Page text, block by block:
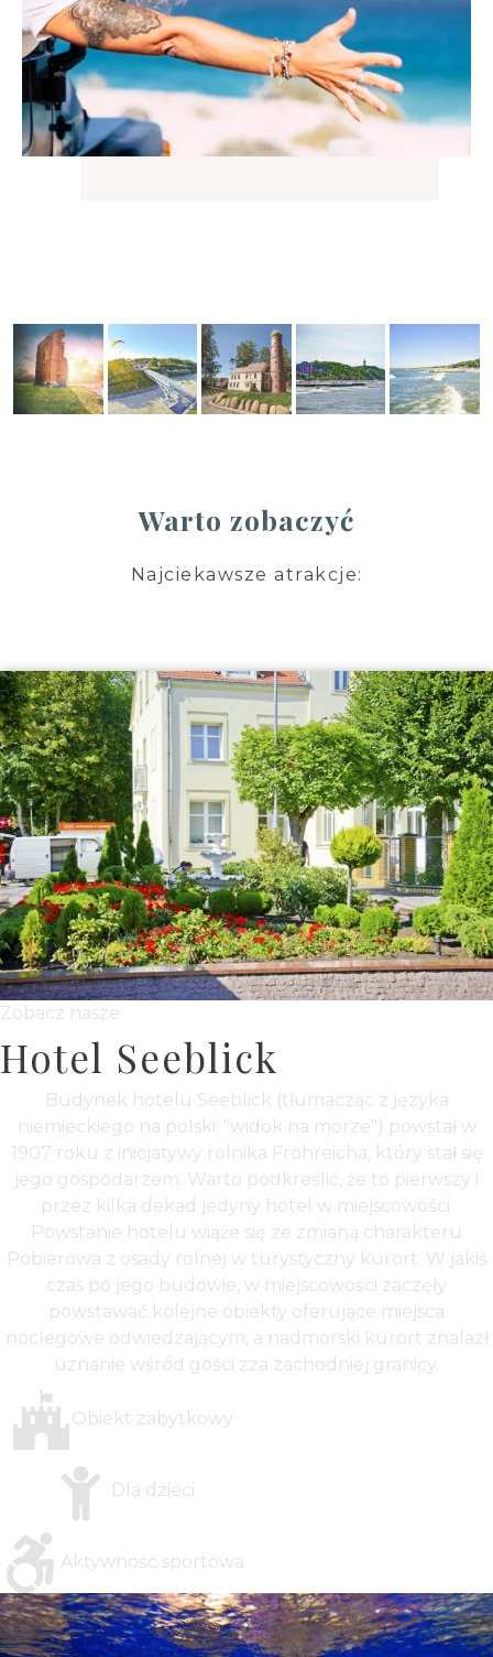
Warto zobaczyć
Najciekawsze atrakcje:
Zobacz nasze
Hotel Seeblick
Budynek hotelu Seeblick (tłumacząc z języka
niemieckiego na polski: "widok na morze") powstał w
1907 roku z inicjatywy rolnika Frohreicha, który stał się
jego gospodarzem. Warto podkreślić, że to pierwszy i
przez kilka dekad jedyny hotel w miejscowości.
Powstanie hotelu wiąże się ze zmianą charakteru
Pobierowa z osady rolnej w turystyczny kurort. W jakiś
czas po jego budowie, w miejscowości zaczęły
powstawać kolejne obiekty oferujące miejsca
noclegowe odwiedzającym, a nadmorski kurort znalazł
uznanie wśród gości zza zachodniej granicy.
Obiekt zabytkowy
Dla dzieci
Aktywność sportowa